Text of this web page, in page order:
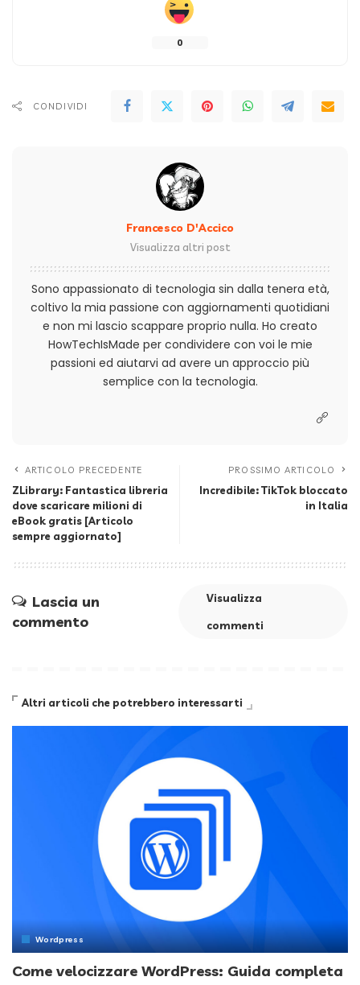
0
CONDIVIDI
Francesco D'Accico
Visualizza altri post
Sono appassionato di tecnologia sin dalla tenera età,
coltivo la mia passione con aggiornamenti quotidiani
e non mi lascio scappare proprio nulla. Ho creato
HowTechIsMade per condividere con voi le mie
passioni ed aiutarvi ad avere un approccio più
semplice con la tecnologia.
ARTICOLO PRECEDENTE
ZLibrary: Fantastica libreria
dove scaricare milioni di
eBook gratis [Articolo
sempre aggiornato]
PROSSIMO ARTICOLO
Incredibile: TikTok bloccato
in Italia
Lascia un
commento
Visualizza
commenti
Altri articoli che potrebbero interessarti
Wordpress
Come velocizzare WordPress: Guida completa